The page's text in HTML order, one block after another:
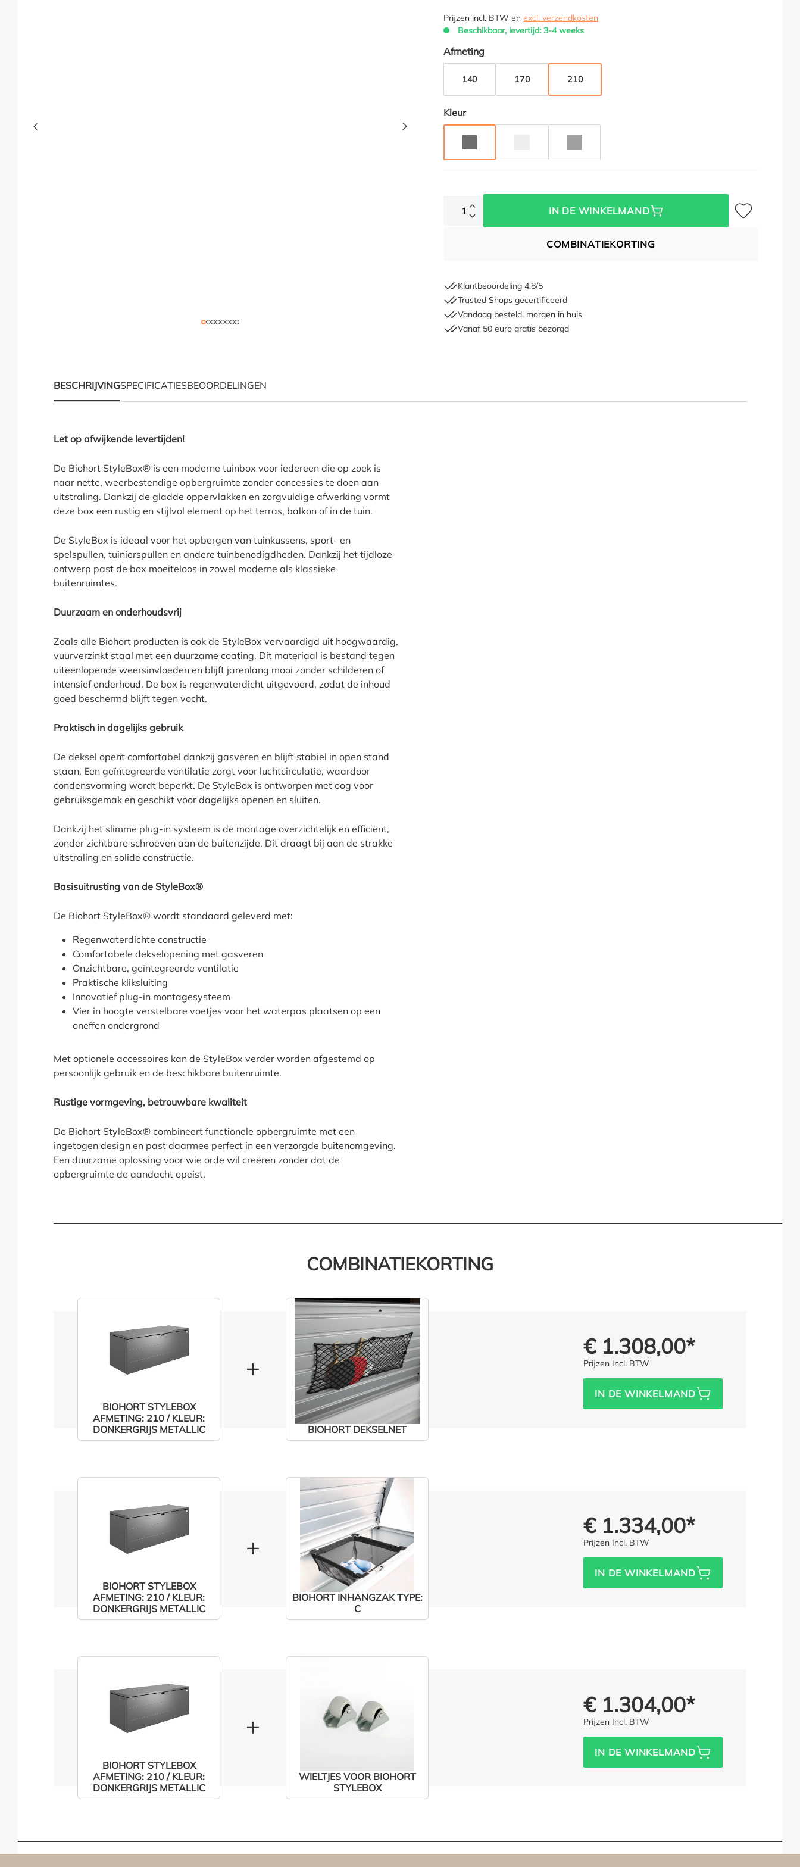
Prijzen incl. BTW enexcl. verzendkosten
Beschikbaar, levertijd: 3-4 weeks
Selecteer
Afmeting
140 170 210
Selecteer
Kleur
1 IN DE WINKELMAND
Toevoegen aan
COMBINATIEKORTING
Klantbeoordeling 4.8/5
Trusted Shops gecertificeerd
Vandaag besteld, morgen in huis
Vanaf 50 euro gratis bezorgd
BESCHRIJVINGSPECIFICATIESBEOORDELINGEN
Productinformatie "Biohort StyleBox"
Let op afwijkende levertijden!
De Biohort StyleBox® is een moderne tuinbox voor iedereen die op zoek is
naar nette, weerbestendige opbergruimte zonder concessies te doen aan
uitstraling. Dankzij de gladde oppervlakken en zorgvuldige afwerking vormt
deze box een rustig en stijlvol element op het terras, balkon of in de tuin.
De StyleBox is ideaal voor het opbergen van tuinkussens, sport- en
spelspullen, tuinierspullen en andere tuinbenodigdheden. Dankzij het tijdloze
ontwerp past de box moeiteloos in zowel moderne als klassieke
buitenruimtes.
Duurzaam en onderhoudsvrij
Zoals alle Biohort producten is ook de StyleBox vervaardigd uit hoogwaardig,
vuurverzinkt staal met een duurzame coating. Dit materiaal is bestand tegen
uiteenlopende weersinvloeden en blijft jarenlang mooi zonder schilderen of
intensief onderhoud. De box is regenwaterdicht uitgevoerd, zodat de inhoud
goed beschermd blijft tegen vocht.
Praktisch in dagelijks gebruik
De deksel opent comfortabel dankzij gasveren en blijft stabiel in open stand
staan. Een geïntegreerde ventilatie zorgt voor luchtcirculatie, waardoor
condensvorming wordt beperkt. De StyleBox is ontworpen met oog voor
gebruiksgemak en geschikt voor dagelijks openen en sluiten.
Dankzij het slimme plug-in systeem is de montage overzichtelijk en efficiënt,
zonder zichtbare schroeven aan de buitenzijde. Dit draagt bij aan de strakke
uitstraling en solide constructie.
Basisuitrusting van de StyleBox®
De Biohort StyleBox® wordt standaard geleverd met:
Regenwaterdichte constructie
Comfortabele dekselopening met gasveren
Onzichtbare, geïntegreerde ventilatie
Praktische kliksluiting
Innovatief plug-in montagesysteem
Vier in hoogte verstelbare voetjes voor het waterpas plaatsen op een
oneffen ondergrond
Met optionele accessoires kan de StyleBox verder worden afgestemd op
persoonlijk gebruik en de beschikbare buitenruimte.
Rustige vormgeving, betrouwbare kwaliteit
De Biohort StyleBox® combineert functionele opbergruimte met een
ingetogen design en past daarmee perfect in een verzorgde buitenomgeving.
Een duurzame oplossing voor wie orde wil creëren zonder dat de
opbergruimte de aandacht opeist.
COMBINATIEKORTING
BIOHORT STYLEBOX
AFMETING: 210 / KLEUR:
DONKERGRIJS METALLIC
BIOHORT DEKSELNET
Prijs voor iedereen:
€ 1.308,00*
Prijzen Incl. BTW
IN DE WINKELMAND
BIOHORT STYLEBOX
AFMETING: 210 / KLEUR:
DONKERGRIJS METALLIC
BIOHORT INHANGZAK TYPE:
C
Prijs voor iedereen:
€ 1.334,00*
Prijzen Incl. BTW
IN DE WINKELMAND
BIOHORT STYLEBOX
AFMETING: 210 / KLEUR:
DONKERGRIJS METALLIC
WIELTJES VOOR BIOHORT
STYLEBOX
Prijs voor iedereen:
€ 1.304,00*
Prijzen Incl. BTW
IN DE WINKELMAND